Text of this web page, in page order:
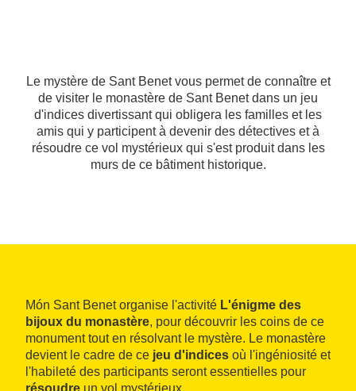
Le mystère de Sant Benet vous permet de connaître et
de visiter le monastère de Sant Benet dans un jeu
d'indices divertissant qui obligera les familles et les
amis qui y participent à devenir des détectives et à
résoudre ce vol mystérieux qui s'est produit dans les
murs de ce bâtiment historique.
Món Sant Benet organise l'activité L'énigme des
bijoux du monastère, pour découvrir les coins de ce
monument tout en résolvant le mystère. Le monastère
devient le cadre de ce jeu d'indices où l'ingéniosité et
l'habileté des participants seront essentielles pour
résoudre un vol mystérieux.